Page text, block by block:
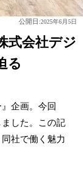
公開日:2025年6月5日
式会社デジ
る
企画。今回
した。この記
社で働く魅力